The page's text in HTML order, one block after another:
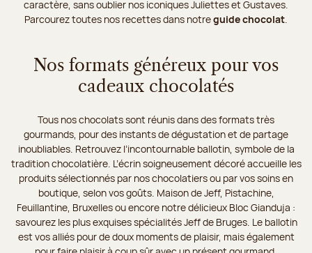
caractère, sans oublier nos iconiques Juliettes et Gustaves.
Parcourez toutes nos recettes dans notreguide chocolat
Nos formats généreux pour vos
cadeaux chocolatés
Tous nos chocolats sont réunis dans des formats très
gourmands, pour des instants de dégustation et de partage
inoubliables. Retrouvez l’incontournable ballotin, symbole de la
tradition chocolatière. L’écrin soigneusement décoré accueille les
produits sélectionnés par nos chocolatiers ou par vos soins en
boutique, selon vos goûts. Maison de Jeff, Pistachine,
Feuillantine, Bruxelles ou encore notre délicieux Bloc Gianduja :
savourez les plus exquises spécialités Jeff de Bruges. Le ballotin
est vos alliés pour de doux moments de plaisir, mais également